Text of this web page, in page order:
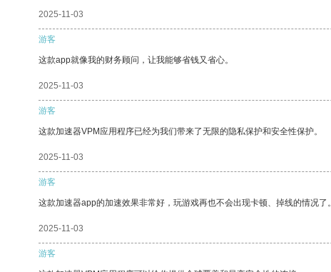
2025-11-03
游客
这款app就像我的财务顾问，让我能够省钱又省心。
2025-11-03
游客
这款加速器VPM应用程序已经为我们带来了无限的隐私保护和安全性保护。
2025-11-03
游客
这款加速器app的加速效果非常好，玩游戏再也不会出现卡顿、掉线的情况
2025-11-03
游客